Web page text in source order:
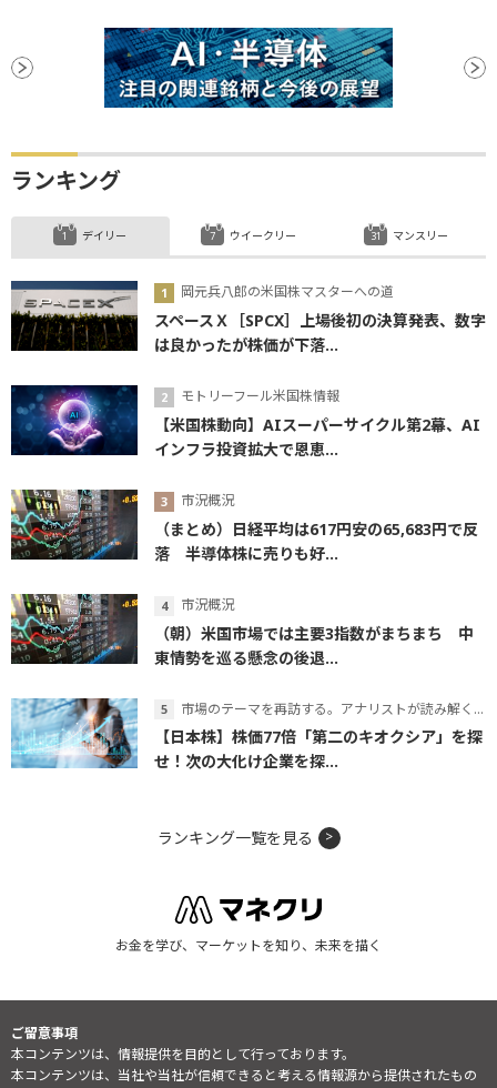
ランキング
デイリー
岡元兵八郎の米国株マスターへの道
スペースＸ［SPCX］上場後初の決算発表、数字
は良かったが株価が下落...
モトリーフール米国株情報
【米国株動向】AIスーパーサイクル第2幕、AI
インフラ投資拡大で恩恵...
市況概況
（まとめ）日経平均は617円安の65,683円で反
落 半導体株に売りも好...
市況概況
（朝）米国市場では主要3指数がまちまち 中
東情勢を巡る懸念の後退...
市場のテーマを再訪する。アナリストが読み解くテーマの本質
【日本株】株価77倍「第二のキオクシア」を探
せ！次の大化け企業を探...
ウイークリー マンスリー
ランキング一覧を見る
お金を学び、マーケットを知り、未来を描く
ご留意事項
本コンテンツは、情報提供を目的として行っております。
本コンテンツは、当社や当社が信頼できると考える情報源から提供されたもの